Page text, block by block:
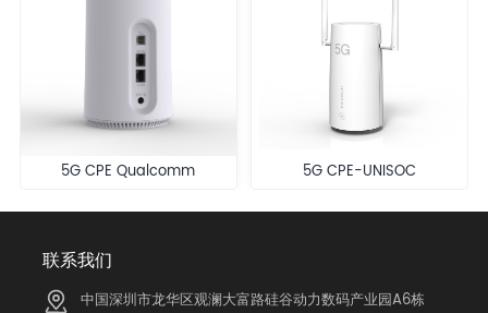
5G CPE Qualcomm 5G CPE-UNISOC
联系我们
中国深圳市龙华区观澜大富路硅谷动力数码产业园A6栋